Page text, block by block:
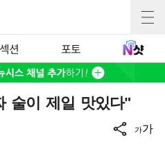
섹션 포토
술이 제일 맛있다"
가가